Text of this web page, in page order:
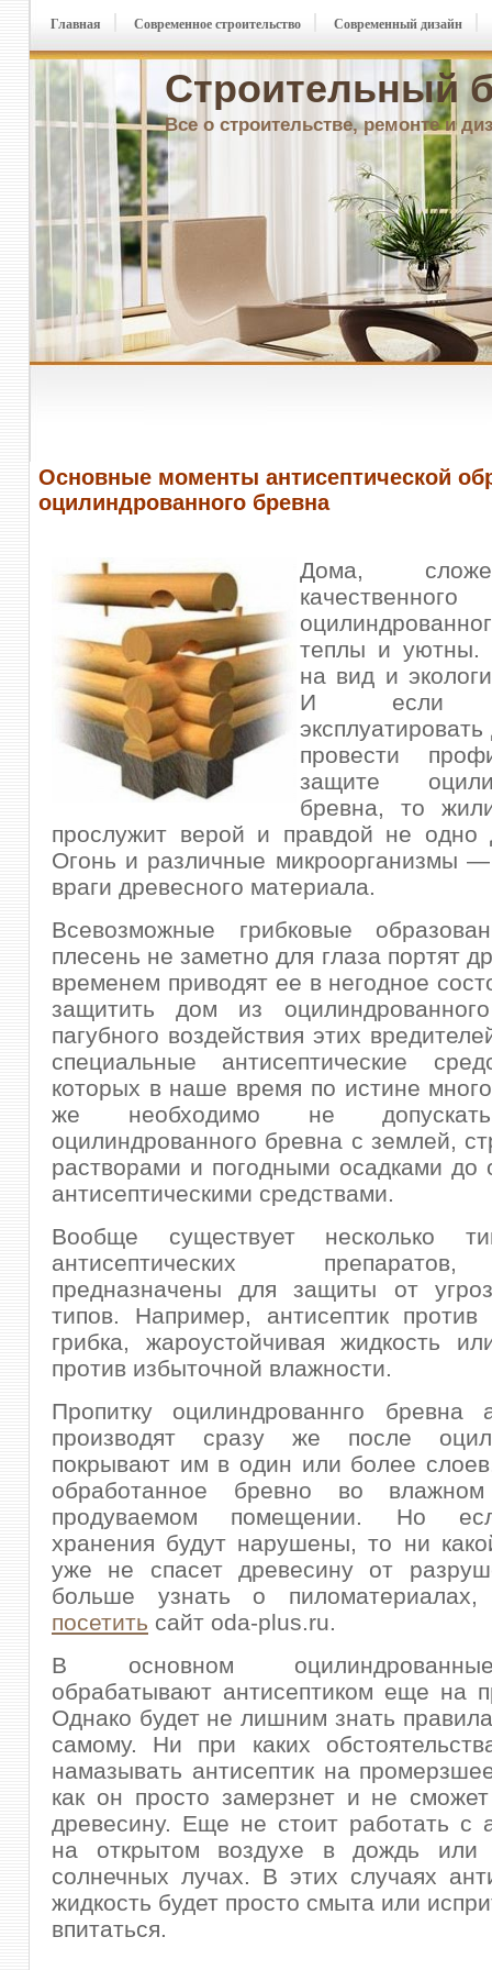
Строительный
Все о строительстве, ремонте и
Главная Современное строительство Современный дизайн
Основные моменты антисептической
оцилиндрованного бревна
Дома,
качественного
теплы и уютны.
на вид и
И если
провести
защите
бревна, то
прослужит верой и правдой не одно
Огонь и различные микроорганизмы
враги древесного материала.
Всевозможные грибковые
плесень не заметно для глаза портят
временем приводят ее в негодное
защитить дом из
пагубного воздействия этих
специальные антисептические
которых в наше время по истине
же необходимо не допускать
оцилиндрованного бревна с землей,
растворами и погодными осадками до
антисептическими средствами.
Вообще существует несколько
антисептических
предназначены для защиты от
типов. Например, антисептик против
грибка, жароустойчивая жидкость
против избыточной влажности.
Пропитку оцилиндрованнго бревна
производят сразу же после
покрывают им в один или более
обработанное бревно во
продуваемом помещении. Но
хранения будут нарушены, то ни
уже не спасет древесину от
больше узнать о
посетить сайт oda-plus.ru.
В основном
обрабатывают антисептиком еще на
Однако будет не лишним знать
самому. Ни при каких
намазывать антисептик на
как он просто замерзнет и не
древесину. Еще не стоит работать с
на открытом воздухе в дождь или
солнечных лучах. В этих случаях
жидкость будет просто смыта или
впитаться.